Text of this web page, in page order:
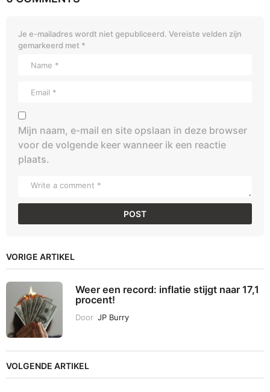
Je e-mailadres wordt niet gepubliceerd. Vereiste velden zijn
gemarkeerd met *
Mijn naam, e-mail en site opslaan in deze browser
voor de volgende keer wanneer ik een reactie
plaats.
VORIGE ARTIKEL
Weer een record: inflatie stijgt naar 17,1
procent!
Door JP Burry
VOLGENDE ARTIKEL